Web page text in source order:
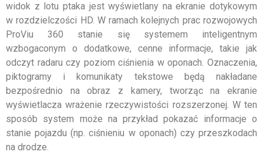
widok z lotu ptaka jest wyświetlany na ekranie dotykowym
w rozdzielczości HD. W ramach kolejnych prac rozwojowych
ProViu 360 stanie się systemem inteligentnym
wzbogaconym o dodatkowe, cenne informacje, takie jak
odczyt radaru czy poziom ciśnienia w oponach. Oznaczenia,
piktogramy i komunikaty tekstowe będą nakładane
bezpośrednio na obraz z kamery, tworząc na ekranie
wyświetlacza wrażenie rzeczywistości rozszerzonej. W ten
sposób system może na przykład pokazać informacje o
stanie pojazdu (np. ciśnieniu w oponach) czy przeszkodach
na drodze.